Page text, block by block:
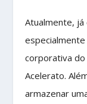
Atualmente,
especialmente
corporativa
Acelerato.
armazenar